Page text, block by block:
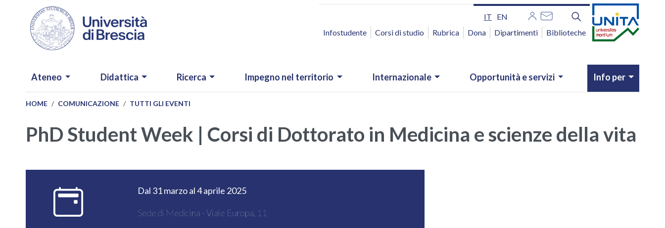
Salta al contenuto principale
IT EN
ACCESSO RAPIDO
Infostudente Corsi di studio Rubrica Dona Dipartimenti Biblioteche
NAVIGAZIONE PRINCIPALE
Ateneo Didattica Ricerca Impegno nel territorio Internazionale Opportunità e servizi Info per
HOME COMUNICAZIONE TUTTI GLI EVENTI
PhD Student Week | Corsi di Dottorato in Medicina e scienze della vita
Dal 31 marzo al 4 aprile 2025
Sede di Medicina - Viale Europa, 11